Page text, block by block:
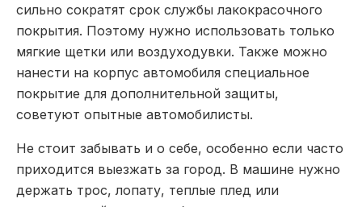
сильно сократят срок службы лакокрасочного
покрытия. Поэтому нужно использовать только
мягкие щетки или воздуходувки. Также можно
нанести на корпус автомобиля специальное
покрытие для дополнительной защиты,
советуют опытные автомобилисты.
Не стоит забывать и о себе, особенно если часто
приходится выезжать за город. В машине нужно
держать трос, лопату, теплые плед или